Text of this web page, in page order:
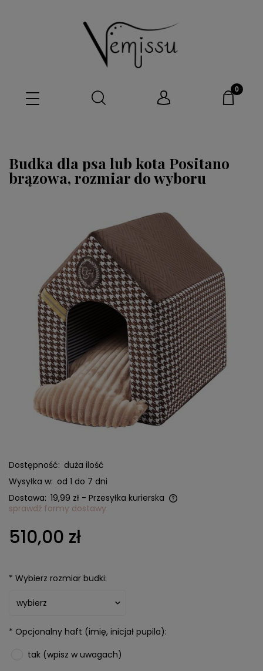
Budka dla psa lub kota Positano
brązowa, rozmiar do wyboru
Dostępność: duża ilość
Wysyłka w: od 1 do 7 dni
Dostawa: 19,99 zł - Przesyłka kurierska
Cena nie zawiera ewentualnych kosztów płatności
sprawdź formy dostawy
510,00 zł
* Wybierz rozmiar budki:
* Opcjonalny haft (imię, inicjał pupila):
tak (wpisz w uwagach)